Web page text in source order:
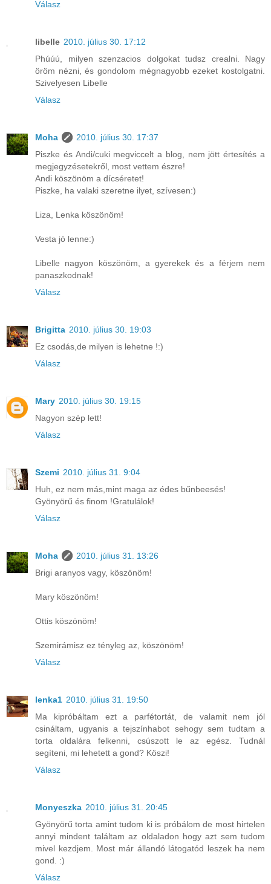
Válasz
libelle 2010. július 30. 17:12
Phúúú, milyen szenzacios dolgokat tudsz crealni. Nagy
öröm nézni, és gondolom mégnagyobb ezeket kostolgatni.
Szivelyesen Libelle
Válasz
Moha
2010. július 30. 17:37
Piszke és Andi/cuki megviccelt a blog, nem jött értesítés a
megjegyzésetekről, most vettem észre!
Andi köszönöm a dícséretet!
Piszke, ha valaki szeretne ilyet, szívesen:)
Liza, Lenka köszönöm!
Vesta jó lenne:)
Libelle nagyon köszönöm, a gyerekek és a férjem nem
panaszkodnak!
Válasz
Brigitta 2010. július 30. 19:03
Ez csodás,de milyen is lehetne !:)
Válasz
Mary 2010. július 30. 19:15
Nagyon szép lett!
Válasz
Szemi 2010. július 31. 9:04
Huh, ez nem más,mint maga az édes bűnbeesés!
Gyönyörű és finom !Gratulálok!
Válasz
Moha
2010. július 31. 13:26
Brigi aranyos vagy, köszönöm!
Mary köszönöm!
Ottis köszönöm!
Szemirámisz ez tényleg az, köszönöm!
Válasz
lenka1 2010. július 31. 19:50
Ma kipróbáltam ezt a parfétortát, de valamit nem jól
csináltam, ugyanis a tejszínhabot sehogy sem tudtam a
torta oldalára felkenni, csúszott le az egész. Tudnál
segíteni, mi lehetett a gond? Köszi!
Válasz
Monyeszka 2010. július 31. 20:45
Gyönyörű torta amint tudom ki is próbálom de most hirtelen
annyi mindent találtam az oldaladon hogy azt sem tudom
mivel kezdjem. Most már állandó látogatód leszek ha nem
gond. :)
Válasz